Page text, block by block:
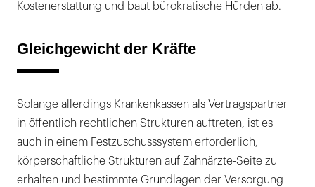
Kostenerstattung und baut bürokratische Hürden ab.
Gleichgewicht der Kräfte
Solange allerdings Krankenkassen als Vertragspartner
in öffentlich rechtlichen Strukturen auftreten, ist es
auch in einem Festzuschusssystem erforderlich,
körperschaftliche Strukturen auf Zahnärzte-Seite zu
erhalten und bestimmte Grundlagen der Versorgung